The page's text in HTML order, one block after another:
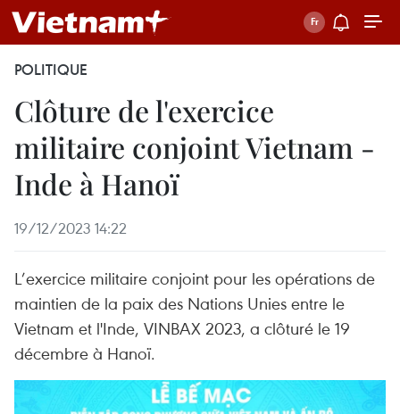
POLITIQUE
Clôture de l'exercice
militaire conjoint Vietnam -
Inde à Hanoï
19/12/2023 14:22
L’exercice militaire conjoint pour les opérations de
maintien de la paix des Nations Unies entre le
Vietnam et l'Inde, VINBAX 2023, a clôturé le 19
décembre à Hanoï.